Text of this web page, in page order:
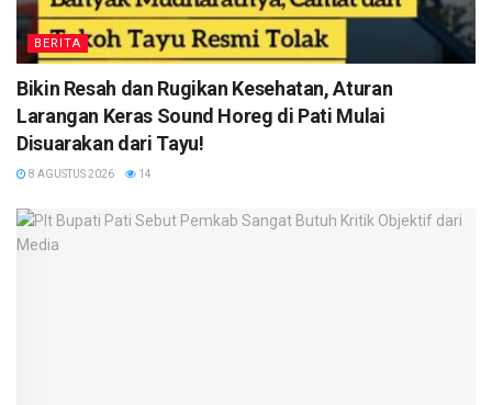
BERITA
Bikin Resah dan Rugikan Kesehatan, Aturan
Larangan Keras Sound Horeg di Pati Mulai
Disuarakan dari Tayu!
8 AGUSTUS 2026 14